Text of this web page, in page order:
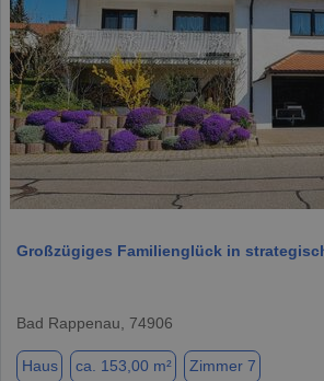
Großzügiges Familienglück in
Bad Rappenau, 74906
Haus ca. 153,00 m² Zimmer 7